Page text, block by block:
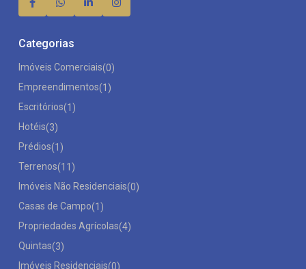
Categorias
Imóveis Comerciais(0)
Empreendimentos(1)
Escritórios(1)
Hotéis(3)
Prédios(1)
Terrenos(11)
Imóveis Não Residenciais(0)
Casas de Campo(1)
Propriedades Agrícolas(4)
Quintas(3)
Imóveis Residenciais(0)